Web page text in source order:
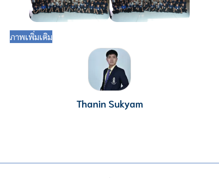
ภาพเพิ่มเติม
Thanin Sukyam